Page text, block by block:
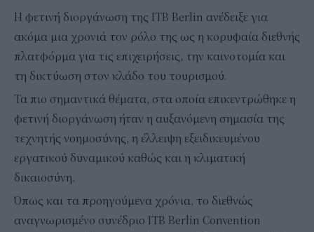
Η φετινή διοργάνωση της ITB Berlin ανέδειξε για
ακόμα μια χρονιά τον ρόλο της ως η κορυφαία διεθνής
πλατφόρμα για τις επιχειρήσεις, την καινοτομία και
τη δικτύωση στον κλάδο του τουρισμού.
Τα πιο σημαντικά θέματα, στα οποία επικεντρώθηκε η
φετινή διοργάνωση ήταν η αυξανόμενη σημασία της
τεχνητής νοημοσύνης, η έλλειψη εξειδικευμένου
εργατικού δυναμικού καθώς και η κλιματική
δικαιοσύνη.
Όπως και τα προηγούμενα χρόνια, το διεθνώς
αναγνωρισμένο συνέδριο ITB Berlin Convention